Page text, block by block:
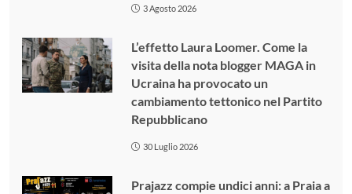
3 Agosto 2026
L’effetto Laura Loomer. Come la
visita della nota blogger MAGA in
Ucraina ha provocato un
cambiamento tettonico nel Partito
Repubblicano
30 Luglio 2026
Prajazz compie undici anni: a Praia a